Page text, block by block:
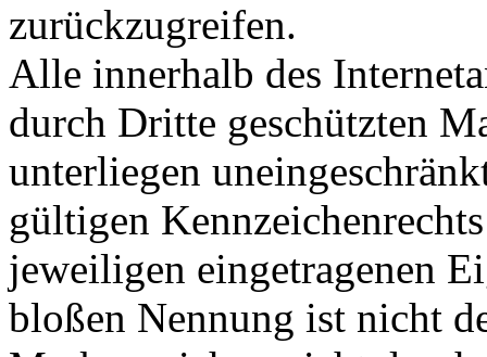
zurückzugreifen.
Alle innerhalb des
durch Dritte geschützten
unterliegen
gültigen
jeweiligen eingetragenen
bloßen Nennung ist nicht